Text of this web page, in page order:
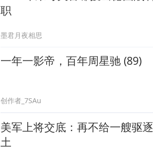
职
墨君月夜相思
一年一影帝，百年周星驰 (89)
创作者_7SAu
美军上将交底：再不给一艘驱
土